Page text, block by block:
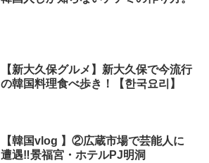
【新大久保グルメ】新大久保で今流行
の韓国料理食べ歩き！【한국요리】
【韓国vlog 】②広蔵市場で芸能人に
遭遇‼️景福宮・ホテルPJ明洞